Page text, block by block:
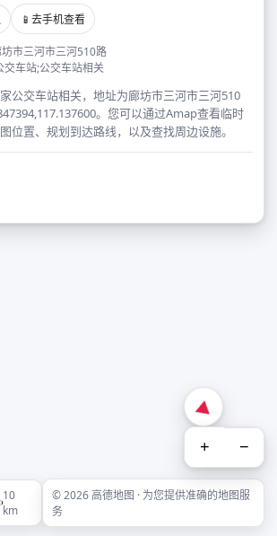
📱 去手机查看
市三河市三河510路
交车站;公交车站相关
公交车站相关，地址为廊坊市三河市三河510
。您可以通过Amap查看临时
位置、规划到达路线，以及查找周边设施。
+ −
10
km
© 2026 高德地图 · 为您提供准确的地图服
务